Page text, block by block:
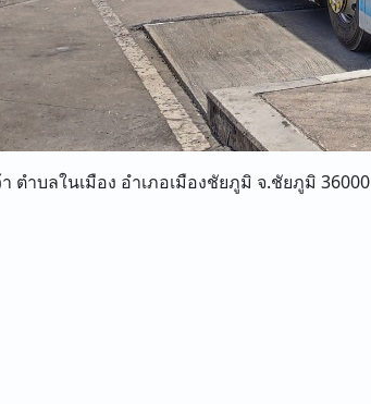
ตำบลในเมือง อำเภอเมืองชัยภูมิ จ.ชัยภูมิ 36000